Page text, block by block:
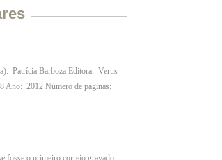
Patrícia Barboza Editora: Verus
Ano: 2012 Número de páginas: